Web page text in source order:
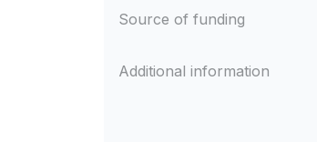
Source of funding
Additional information